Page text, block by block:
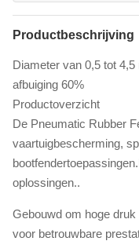
Productbeschrijving
Diameter van 0,5 tot
afbuiging 60%
Productoverzicht
De Pneumatic Rubber
vaartuigbescherming,
oplossingen..
Gebouwd om hoge
voor betrouwbare